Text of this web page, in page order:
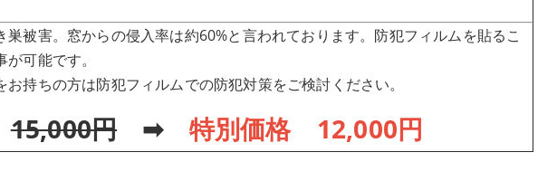
被害。窓からの侵入率は約60%と言われております。防犯フィルムを貼るこ
可能です。
持ちの方は防犯フィルムでの防犯対策をご検討ください。
15,000円➡ 特別価格 12,000円